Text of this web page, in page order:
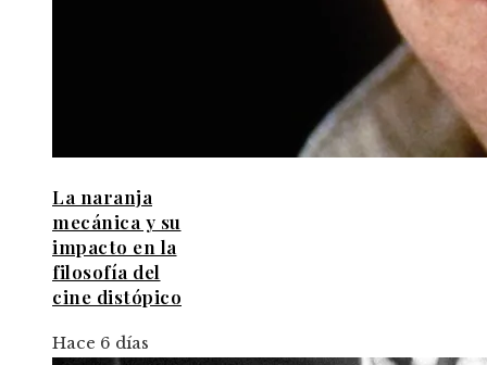
La naranja
mecánica y su
impacto en la
filosofía del
cine distópico
Hace 6 días